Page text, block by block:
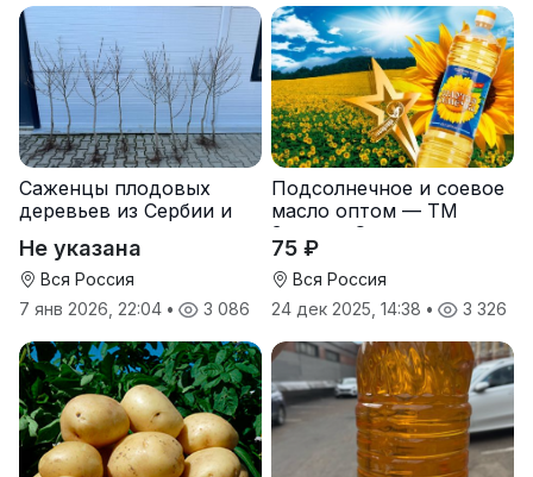
Саженцы плодовых
деревьев из Сербии и
Не указана
Вся Россия
7 янв 2026, 22:04 • 3 086
Подсолнечное и соевое
масло оптом — ТМ
Золотая Семечка
75 ₽
Вся Россия
24 дек 2025, 14:38 • 3 326